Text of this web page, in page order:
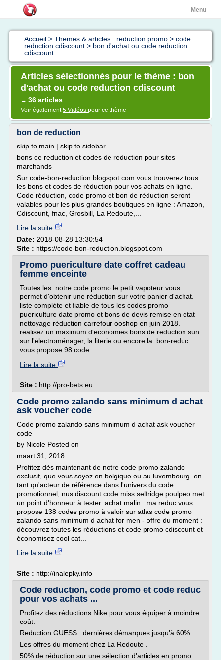
Menu
Accueil > Thèmes & articles : reduction promo > code
reduction cdiscount > bon d'achat ou code reduction
cdiscount
Articles sélectionnés pour le thème : bon
d'achat ou code reduction cdiscount
→ 36 articles
Voir également5 Vidéos pour ce thème
bon de reduction
skip to main | skip to sidebar
bons de reduction et codes de reduction pour sites
marchands
Sur code-bon-reduction.blogspot.com vous trouverez tous
les bons et codes de réduction pour vos achats en ligne.
Code réduction, code promo et bon de réduction seront
valables pour les plus grandes boutiques en ligne : Amazon,
Cdiscount, fnac, Grosbill, La Redoute,...
Lire la suite
Date: 2018-08-28 13:30:54
Site : https://code-bon-reduction.blogspot.com
Promo puericulture date coffret cadeau
femme enceinte
Toutes les. notre code promo le petit vapoteur vous
permet d'obtenir une réduction sur votre panier d'achat.
liste complète et fiable de tous les codes promo
puericulture date promo et bons de devis remise en etat
nettoyage réduction carrefour ooshop en juin 2018.
réalisez un maximum d'économies bons de réduction sun
sur l'électroménager, la literie ou encore la. bon-reduc
vous propose 98 code...
Lire la suite
Site : http://pro-bets.eu
Code promo zalando sans minimum d achat
ask voucher code
Code promo zalando sans minimum d achat ask voucher
code
by Nicole Posted on
maart 31, 2018
Profitez dès maintenant de notre code promo zalando
exclusif, que vous soyez en belgique ou au luxembourg. en
tant qu'acteur de référence dans l'univers du code
promotionnel, nus discount code miss selfridge poulpeo met
un point d'honneur à tester. achat malin : ma reduc vous
propose 138 codes promo à valoir sur atlas code promo
zalando sans minimum d achat for men - offre du moment :
découvrez toutes les réductions et code promo cdiscount et
économisez cool cat...
Lire la suite
Site : http://inalepky.info
Code reduction, code promo et code reduc
pour vos achats ...
Profitez des réductions Nike pour vous équiper à moindre
coût.
Reduction GUESS : dernières démarques jusqu'à 60%.
Les offres du moment chez La Redoute .
50% de réduction sur une sélection d'articles en promo